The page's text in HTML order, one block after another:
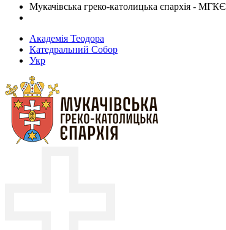
Мукачівська греко-католицька єпархія - МГКЄ
Академія Теодора
Катедральний Собор
Укр